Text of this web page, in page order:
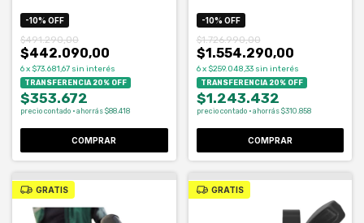
-10% OFF
$442.090,00
$491.290,00
6x $73.681,67 sin interés
TRANSFERENCIA 20% OFF
$353.672
precio contado · ahorrás $88.418
COMPRAR
-10% OFF
$1.554.290,00
$1.726.990,00
6 x $259.048,33 sin interés
TRANSFERENCIA 20% OFF
$1.243.432
precio contado · ahorrás $310.858
GRATIS GRATIS